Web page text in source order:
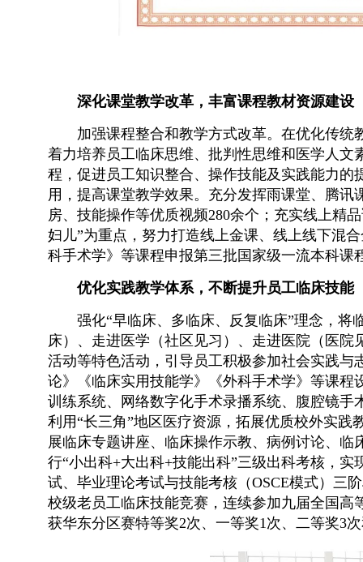
深化课堂教学改革，丰富课程教材资源建设
加强课程整合和教学方式改革。在优化传
着力培养员工临床思维、批判性思维和医学人
程，促进员工知识整合、操作技能及实践能力的
用，提高课堂教学效果。充分发挥雨课堂、腾
房、技能操作等优质视频280余个；充实线上精
妇儿”为重点，努力打造线上金课、线上线下混
科手术学》等课程申报第三批国家级一流本科课
优化实践教学体系，不断提升员工临床技能
强化“早临床、多临床、反复临床”理念，
床）、走进医学（社区见习）、走进医院（医
活动等特色活动，引导员工积极参加社会实践
论》《临床实用技能学》《外科手术学》等课
训练系统、网络数字化手术录播系统、腹腔镜
利用“长三角”地区医疗资源，拓展优质校外实
展临床专题讲座、临床操作示教、病例讨论、
行“小出科+大出科+技能出科”三级出科考核，
试、毕业理论考试与技能考核（OSCE模式）三
校级老员工临床技能竞赛，连续参加九届全国
获华东分区赛特等奖2次、一等奖1次、二等奖3